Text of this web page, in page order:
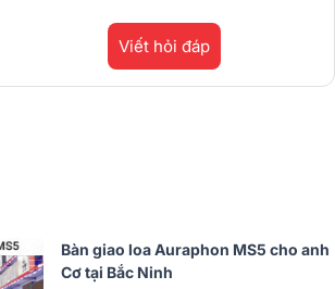
Viết hỏi đáp
Bàn giao loa Auraphon MS5 cho anh
Cơ tại Bắc Ninh